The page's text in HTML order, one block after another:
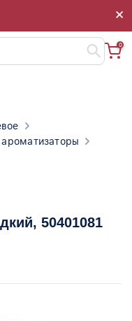
×
×
0
, 50401081